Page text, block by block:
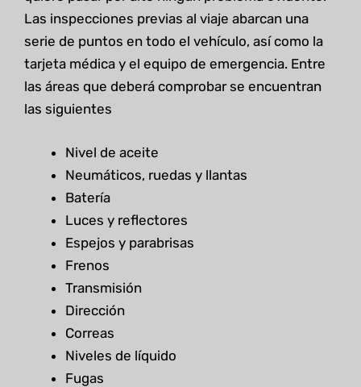
Las inspecciones previas al viaje abarcan una
serie de puntos en todo el vehículo, así como la
tarjeta médica y el equipo de emergencia. Entre
las áreas que deberá comprobar se encuentran
las siguientes
Nivel de aceite
Neumáticos, ruedas y llantas
Batería
Luces y reflectores
Espejos y parabrisas
Frenos
Transmisión
Dirección
Correas
Niveles de líquido
Fugas